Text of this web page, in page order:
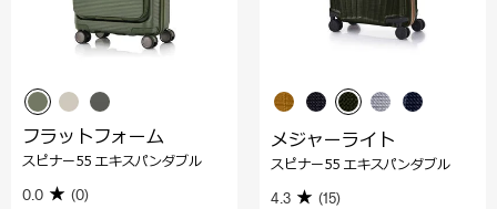
フラットフォーム
スピナー55 エキスパンダブル
0.0 (0)
メジャーライト
スピナー55 エキスパンダブル
4.3 (15)